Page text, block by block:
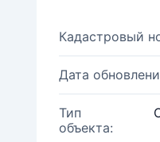
Кадастровый
Дата
Тип
объекта: